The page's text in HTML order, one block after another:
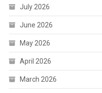
July 2026
June 2026
May 2026
April 2026
March 2026